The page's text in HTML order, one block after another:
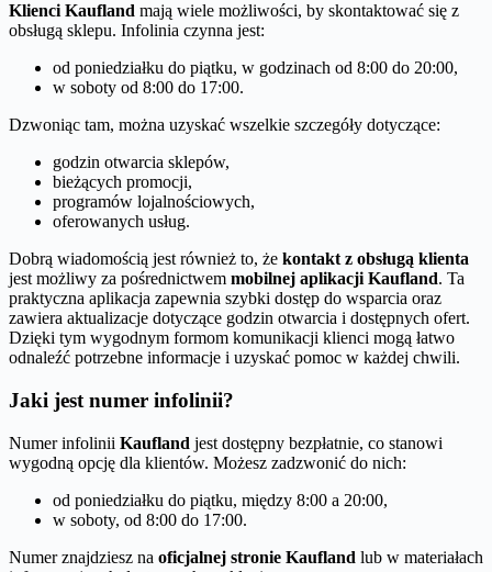
Klienci Kaufland mają wiele możliwości, by skontaktować się z
obsługą sklepu. Infolinia czynna jest:
od poniedziałku do piątku, w godzinach od 8:00 do 20:00,
w soboty od 8:00 do 17:00.
Dzwoniąc tam, można uzyskać wszelkie szczegóły dotyczące:
godzin otwarcia sklepów,
bieżących promocji,
programów lojalnościowych,
oferowanych usług.
Dobrą wiadomością jest również to, że kontakt z obsługą klienta
jest możliwy za pośrednictwem mobilnej aplikacji Kaufland. Ta
praktyczna aplikacja zapewnia szybki dostęp do wsparcia oraz
zawiera aktualizacje dotyczące godzin otwarcia i dostępnych ofert.
Dzięki tym wygodnym formom komunikacji klienci mogą łatwo
odnaleźć potrzebne informacje i uzyskać pomoc w każdej chwili.
Jaki jest numer infolinii?
Numer infolinii Kaufland jest dostępny bezpłatnie, co stanowi
wygodną opcję dla klientów. Możesz zadzwonić do nich:
od poniedziałku do piątku, między 8:00 a 20:00,
w soboty, od 8:00 do 17:00.
Numer znajdziesz na oficjalnej stronie Kaufland lub w materiałach